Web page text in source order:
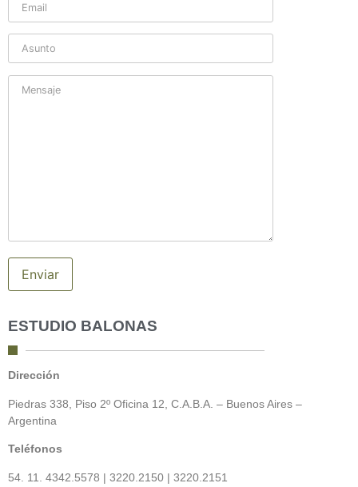
ESTUDIO BALONAS
Dirección
Piedras 338, Piso 2º Oficina 12, C.A.B.A. – Buenos Aires –
Argentina
Teléfonos
54. 11. 4342.5578 | 3220.2150 | 3220.2151